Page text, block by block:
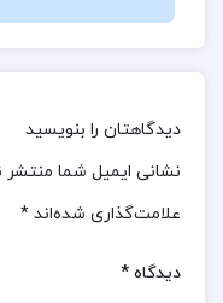
خوانندگان کمک
ببرند. زبانی ساده
موضوع کتابعروض
این کتاب برای
فارسی و کسانی که
دیدگاهتان را بنویسید
نشانی ایمیل شما
علامت‌گذاری شده‌اند *
دیدگاه *